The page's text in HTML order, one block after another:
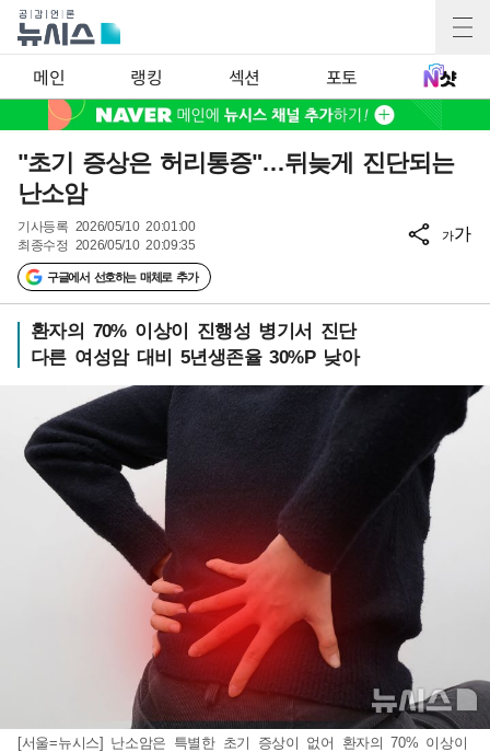
메인 랭킹 섹션 포토
"초기 증상은 허리통증"…뒤늦게 진단되는
난소암
기사등록 2026/05/10 20:01:00
최종수정 2026/05/10 20:09:35
구글에서 선호하는 매체로 추가
가가
환자의 70% 이상이 진행성 병기서 진단
다른 여성암 대비 5년생존율 30%P 낮아
[서울=뉴시스] 난소암은 특별한 초기 증상이 없어 환자의 70% 이상이